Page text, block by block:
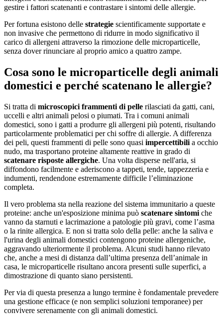
gestire i fattori scatenanti e contrastare i sintomi delle allergie.
Per fortuna esistono delle strategie scientificamente supportate e
non invasive che permettono di ridurre in modo significativo il
carico di allergeni attraverso la rimozione delle microparticelle,
senza dover rinunciare al proprio amico a quattro zampe.
Cosa sono le microparticelle degli animali
domestici e perché scatenano le allergie?
Si tratta di microscopici frammenti di pelle rilasciati da gatti, cani,
uccelli e altri animali pelosi o piumati. Tra i comuni animali
domestici, sono i gatti a produrre gli allergeni più potenti, risultando
particolarmente problematici per chi soffre di allergie. A differenza
dei peli, questi frammenti di pelle sono quasi impercettibili a occhio
nudo, ma trasportano proteine altamente reattive in grado di
scatenare risposte allergiche. Una volta disperse nell'aria, si
diffondono facilmente e aderiscono a tappeti, tende, tappezzeria e
indumenti, rendendone estremamente difficile l’eliminazione
completa.
Il vero problema sta nella reazione del sistema immunitario a queste
proteine: anche un'esposizione minima può scatenare sintomi che
vanno da starnuti e lacrimazione a patologie più gravi, come l’asma
o la rinite allergica. E non si tratta solo della pelle: anche la saliva e
l'urina degli animali domestici contengono proteine allergeniche,
aggravando ulteriormente il problema. Alcuni studi hanno rilevato
che, anche a mesi di distanza dall’ultima presenza dell’animale in
casa, le microparticelle risultano ancora presenti sulle superfici, a
dimostrazione di quanto siano persistenti.
Per via di questa presenza a lungo termine è fondamentale prevedere
una gestione efficace (e non semplici soluzioni temporanee) per
convivere serenamente con gli animali domestici.